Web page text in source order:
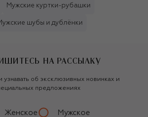
Мужские куртки-рубашки
шубы и дублёнки
НА РАССЫЛКУ
об эксклюзивных новинках и
предложениях
Женское Мужское